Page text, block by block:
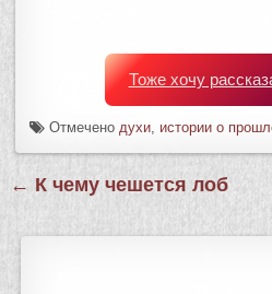
Тоже хочу
Отмечено духи истории о
Навигация
записям
← К чему чешется лоб